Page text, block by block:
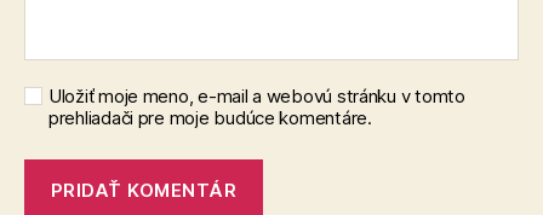
Uložiť moje meno, e-mail a webovú stránku v tomto
prehliadači pre moje budúce komentáre.